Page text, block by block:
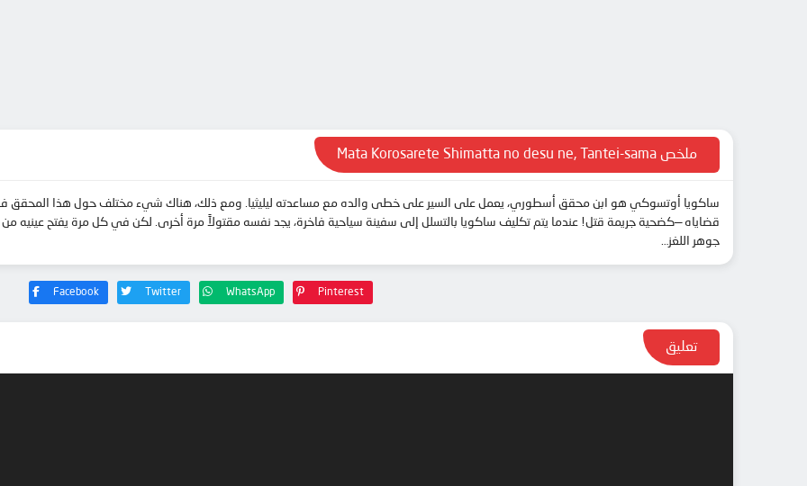
ملخص Mata Korosarete Shimatta no desu ne, Tantei-sama
ساكويا أوتسوكي هو ابن محقق أسطوري، يعمل على السير على خطى والده مع مساعدته ليليثيا. ومع ذلك، هناك شيء مختلف حول هذا المحقق في
قضاياه —كضحية جريمة قتل! عندما يتم تكليف ساكويا بالتسلل إلى سفينة سياحية فاخرة، يجد نفسه مقتولاً مرة أخرى. لكن في كل مرة يفتح عينيه من
جوهر اللغز…
Facebook Twitter WhatsApp Pinterest
تعليق